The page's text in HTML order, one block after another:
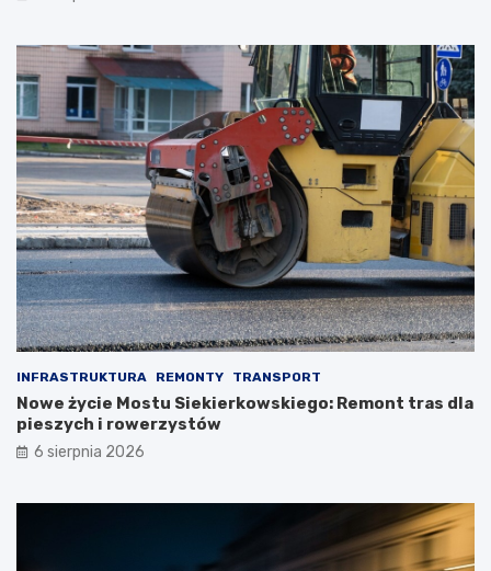
INFRASTRUKTURA REMONTY TRANSPORT
Nowe życie Mostu Siekierkowskiego: Remont tras dla
pieszych i rowerzystów
6 sierpnia 2026